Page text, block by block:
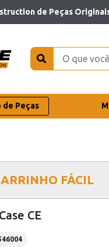
de Peças
de Peças
FÁCIL
CE